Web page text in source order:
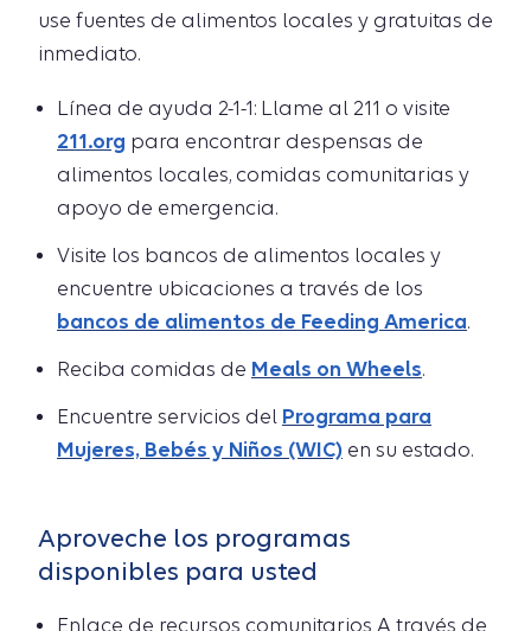
use fuentes de alimentos locales y gratuitas de
inmediato.
Línea de ayuda 2-1-1: Llame al 211 o visite
211.org para encontrar despensas de
alimentos locales, comidas comunitarias y
apoyo de emergencia.
Visite los bancos de alimentos locales y
encuentre ubicaciones a través de los
bancos de alimentos de Feeding America.
Reciba comidas de Meals on Wheels.
Encuentre servicios del Programa para
Mujeres, Bebés y Niños (WIC) en su estado.
Aproveche los programas
disponibles para usted
Enlace de recursos comunitarios A través de